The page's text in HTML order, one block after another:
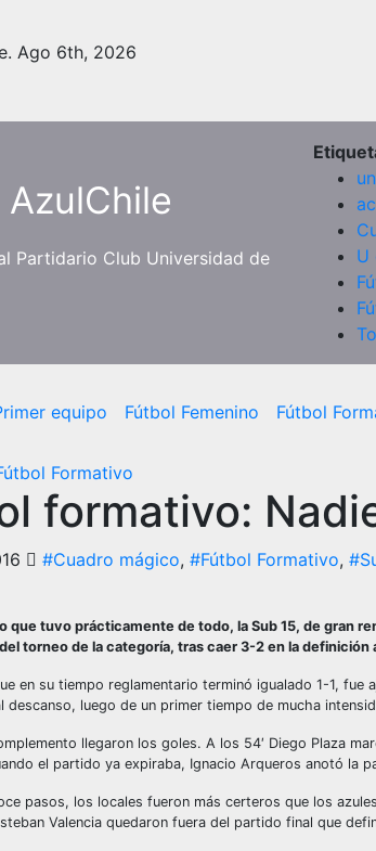
Ago 6th, 2026
AzulChile
Partidario Club Universidad de
U
equipo Fútbol Femenino Fútbol
Formativo
formativo:
#Cuadro mágico, #Fútbol Formativo,
que tuvo prácticamente de todo, la Sub 15, de gran
torneo de la categoría, tras caer 3-2 en la definición
en su tiempo reglamentario terminó igualado 1-1,
descanso, luego de un primer tiempo de mucha
llegaron los goles. A los 54′ Diego Plaza
el partido ya expiraba, Ignacio Arqueros anotó la
pasos, los locales fueron más certeros que los
Valencia quedaron fuera del partido final que